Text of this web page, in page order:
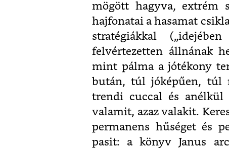
mögött hagyva, extrém
hajfonatai a hasamat
stratégiákkal
felvértezetten állnának
mint pálma a jótékony
bután, túl jóképűen, túl
trendi cuccal és anélkül
valamit, azaz valakit.
permanens hűséget és
pasit: a könyv Janus